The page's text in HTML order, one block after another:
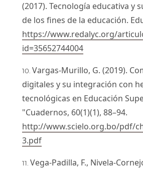
(2017). Tecnología educativa y
de los fines de la educación.
https://www.redalyc.org/
id=35652744004
Vargas-Murillo, G. (2019).
digitales y su integración con
tecnológicas en Educación
"Cuadernos, 60(1)(1), 88–94.
http://www.scielo.org.bo/pdf/
3.pdf
Vega-Padilla, F., Nivela-